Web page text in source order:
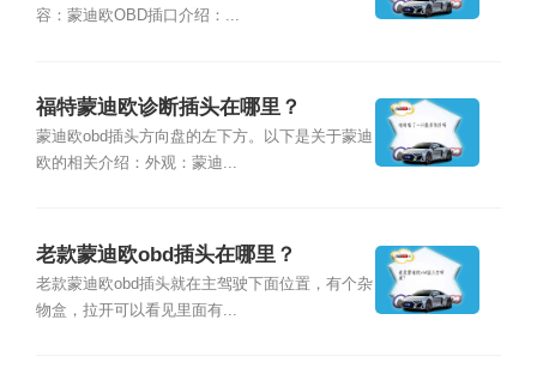
容：蒙迪欧OBD插口介绍：...
福特蒙迪欧诊断插头在哪里？
蒙迪欧obd插头方向盘的左下方。以下是关于蒙迪
欧的相关介绍：外观：蒙迪...
老款蒙迪欧obd插头在哪里？
老款蒙迪欧obd插头就在主驾驶下面位置，有个杂
物盒，拉开可以看见里面有...